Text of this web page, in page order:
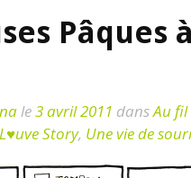
Pâques à
le3 avril 2011 dansAu
Story, Une vie de